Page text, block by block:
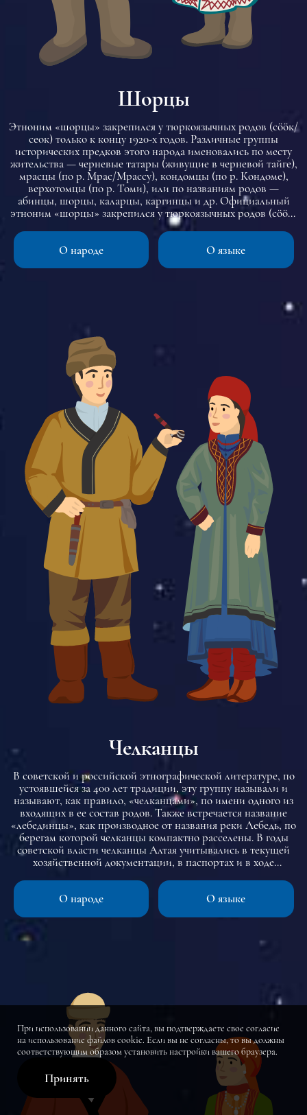
Шорцы
Этноним «шорцы» закрепился у тюркоязычных родов (сööк/
сеок) только к концу 1920-х годов. Различные группы
исторических предков этого народа именовались по месту
жительства — черневые татары (живущие в черневой тайге),
мрасцы (по р. Мрас/Мрассу), кондомцы (по р. Кондоме),
верхотомцы (по р. Томи), или по названиям родов —
абинцы, шорцы, каларцы, каргинцы и др. Официальный
этноним «шорцы» закрепился у тюркоязычных родов (сööк/
сеок) верховьев Томи и ее притоков только к концу 1920-х
годов. До этого времени он употреблялся как самоназвание
одного из родов, Шор, проживавшего в верховьях реки
Кондомы. Общее самоназвание шорцев - тадар кижи.
О народе О языке
Челканцы
В советской и российской этнографической литературе, по
устоявшейся за 400 лет традиции, эту группу называли и
называют, как правило, «челканцами», по имени одного из
входящих в ее состав родов. Также встречается название
«лебединцы», как производное от названия реки Лебедь, по
берегам которой челканцы компактно расселены. В годы
советской власти челканцы Алтая учитывались в текущей
хозяйственной документации, в паспортах и в ходе
Кемеровской обл. обычно как «шорцы».
О народе
О языке
При использовании данного сайта, вы подтверждаете свое согласие
на использование файлов cookie. Если вы не согласны, то вы должны
соответствующим образом установить настройки вашего браузера.
Принять